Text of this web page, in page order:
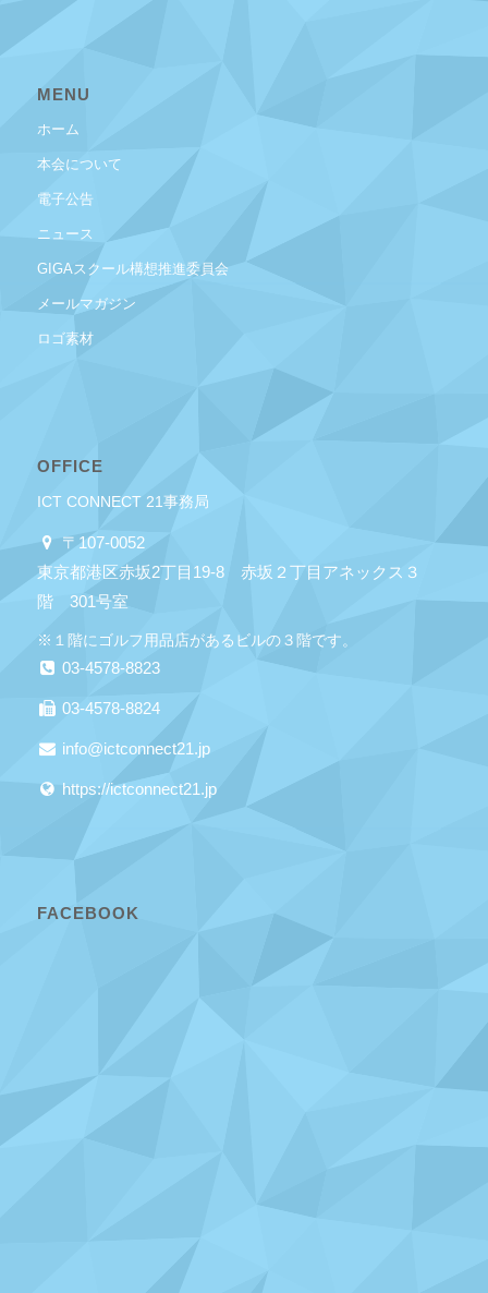
MENU
ホーム
本会について
電子公告
ニュース
GIGAスクール構想推進委員会
メールマガジン
ロゴ素材
OFFICE
ICT CONNECT 21事務局
〒107-0052
東京都港区赤坂2丁目19-8 赤坂２丁目アネックス３
階 301号室
※１階にゴルフ用品店があるビルの３階です。
03-4578-8823
03-4578-8824
info@ictconnect21.jp
https://ictconnect21.jp
FACEBOOK